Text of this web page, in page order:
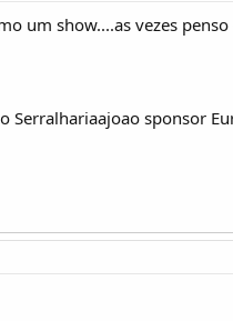
um show....as vezes
Serralhariaajoao sponsor